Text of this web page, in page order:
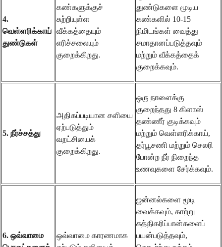
4.
வெள்ளரிக்காய்
துண்டுகள்
கண்களுக்குச்
சுற்றியுள்ள
வீக்கத்தையும்
எரிச்சலையும்
குறைக்கிறது.
துண்டுகளை மூடிய
கண்களில் 10-15
நிமிடங்கள் வைத்து
சமாதானப்படுத்தவும்
மற்றும் வீக்கத்தைக்
குறைக்கவும்.
5. நீர்ச்சத்து
அதிகப்படியான சளியை
ஏற்படுத்தும்
வறட்சியைக்
குறைக்கிறது.
ஒரு நாளைக்கு
குறைந்தது 8 கிளாஸ்
தண்ணீர் குடிக்கவும்
மற்றும் வெள்ளரிக்காய்,
தர்பூசணி மற்றும் செலரி
போன்ற நீர் நிறைந்த
உணவுகளை சேர்க்கவும்.
6. ஒவ்வாமை
ஒவ்வாமை காரணமாக
ஜன்னல்களை மூடி
வைக்கவும், காற்று
சுத்திகரிப்பான்களைப்
பயன்படுத்தவும்,